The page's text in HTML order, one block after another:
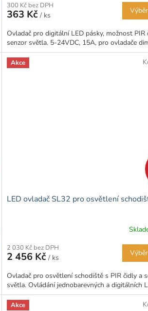
300 Kč bez DPH
363 Kč / ks
Ovladač pro digitální LED pásky, možnost PIR
senzor světla. 5-24VDC, 15A, pro ovladače
Akce
LED ovladač SL32 pro osvětlení
2 030 Kč bez DPH
2 456 Kč / ks
Ovladač pro osvětlení schodiště s PIR čidly a
světla. Ovládání jednobarevných a digitálních
Akce